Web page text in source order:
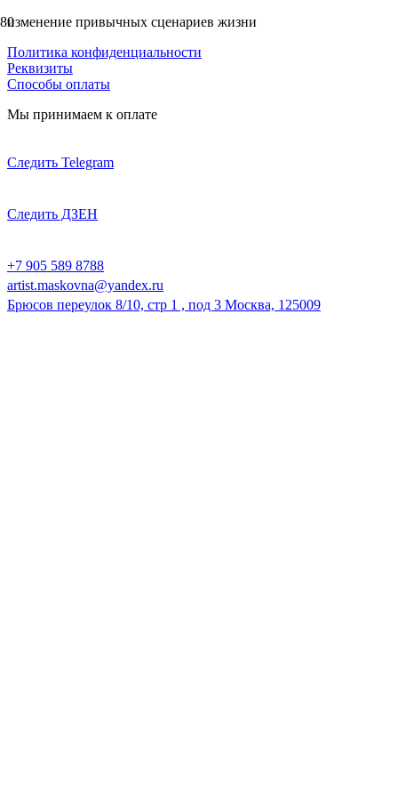
изменение привычных сценариев жизни
Политика конфиденциальности
Реквизиты
Способы оплаты
Мы принимаем к оплате
Следить Telegram
Следить ДЗЕН
+7 905 589 8788
artist.maskovna@yandex.ru
Брюсов переулок 8/10, стр 1 , под 3 Москва, 125009